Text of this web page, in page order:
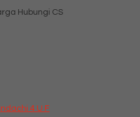
Hubungi CS
4 U F